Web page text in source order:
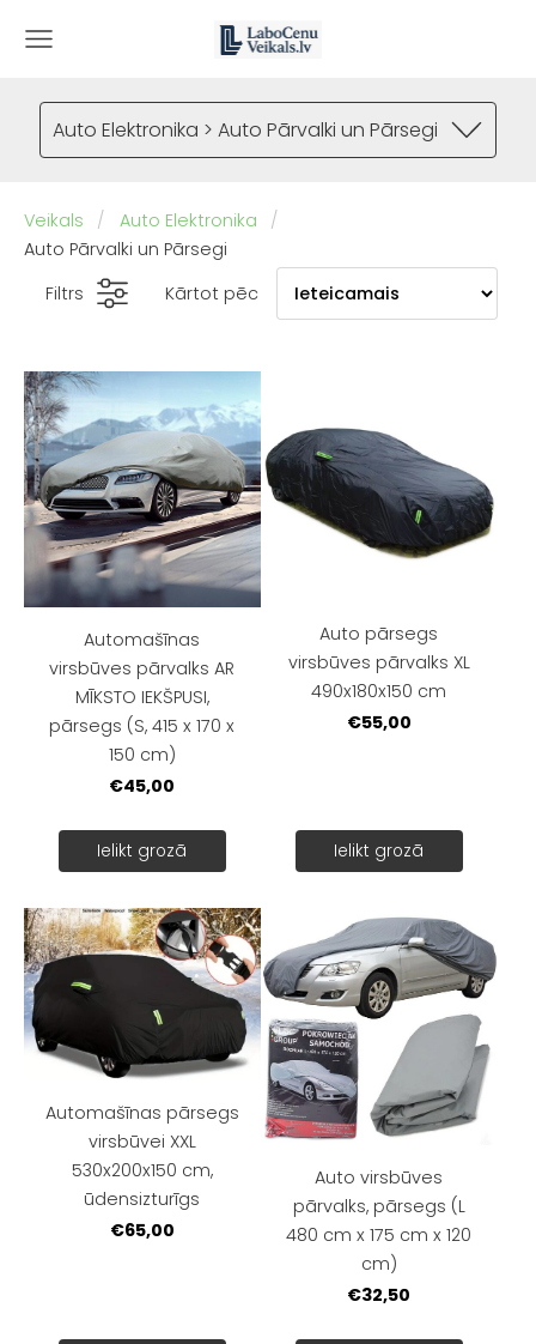
Auto Elektronika > Auto Pārvalki un Pārsegi
Veikals
Auto Elektronika
Auto Pārvalki un Pārsegi
Filtrs
Kārtot pēc
Automašīnas
virsbūves pārvalks AR
MĪKSTO IEKŠPUSI,
pārsegs (S, 415 x 170 x
150 cm)
€45,00
Ielikt grozā
Auto pārsegs
virsbūves pārvalks XL
490x180x150 cm
€55,00
Ielikt grozā
Automašīnas pārsegs
virsbūvei XXL
530x200x150 cm,
ūdensizturīgs
€65,00
Auto virsbūves
pārvalks, pārsegs (L
480 cm x 175 cm x 120
cm)
€32,50